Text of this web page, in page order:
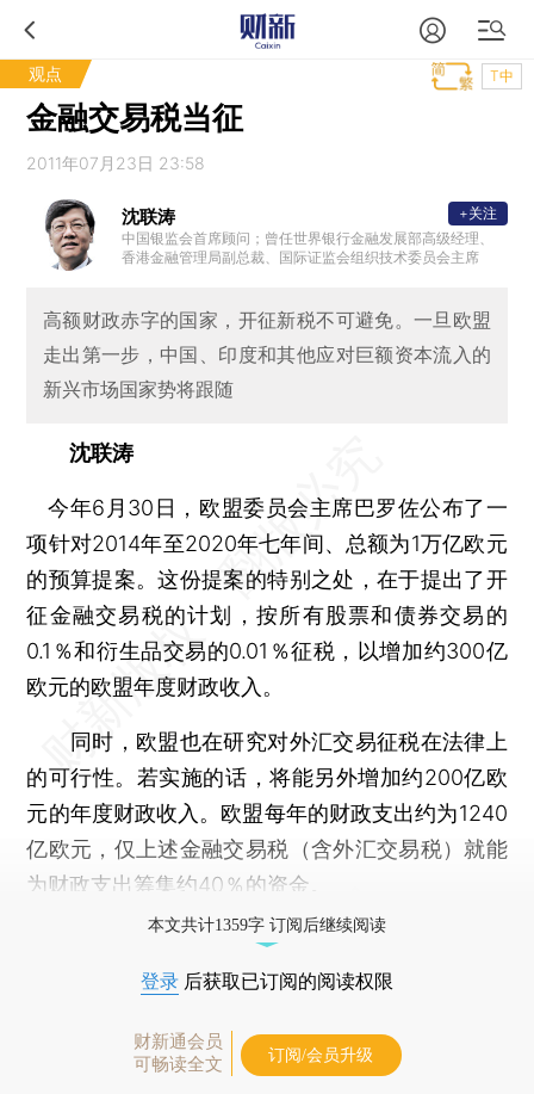
观点 T中
金融交易税当征
2011年07月23日 23:58
沈联涛
中国银监会首席顾问；曾任世界银行金融发展部高级经理、
香港金融管理局副总裁、国际证监会组织技术委员会主席
+关注
高额财政赤字的国家，开征新税不可避免。一旦欧盟
走出第一步，中国、印度和其他应对巨额资本流入的
新兴市场国家势将跟随
沈联涛
今年6月30日，欧盟委员会主席巴罗佐公布了一
项针对2014年至2020年七年间、总额为1万亿欧元
的预算提案。这份提案的特别之处，在于提出了开
征金融交易税的计划，按所有股票和债券交易的
0.1％和衍生品交易的0.01％征税，以增加约300亿
欧元的欧盟年度财政收入。
同时，欧盟也在研究对外汇交易征税在法律上
的可行性。若实施的话，将能另外增加约200亿欧
元的年度财政收入。欧盟每年的财政支出约为1240
亿欧元，仅上述金融交易税（含外汇交易税）就能
为财政支出筹集约40％的资金。
本文共计1359字 订阅后继续阅读
登录 后获取已订阅的阅读权限
财新通会员
可畅读全文
订阅/会员升级